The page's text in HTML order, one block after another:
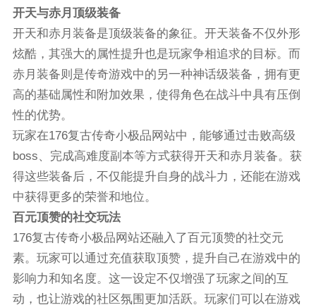
开天与赤月顶级装备
开天和赤月装备是顶级装备的象征。开天装备不仅外形
炫酷，其强大的属性提升也是玩家争相追求的目标。而
赤月装备则是传奇游戏中的另一种神话级装备，拥有更
高的基础属性和附加效果，使得角色在战斗中具有压倒
性的优势。
玩家在176复古传奇小极品网站中，能够通过击败高级
boss、完成高难度副本等方式获得开天和赤月装备。获
得这些装备后，不仅能提升自身的战斗力，还能在游戏
中获得更多的荣誉和地位。
百元顶赞的社交玩法
176复古传奇小极品网站还融入了百元顶赞的社交元
素。玩家可以通过充值获取顶赞，提升自己在游戏中的
影响力和知名度。这一设定不仅增强了玩家之间的互
动，也让游戏的社区氛围更加活跃。玩家们可以在游戏